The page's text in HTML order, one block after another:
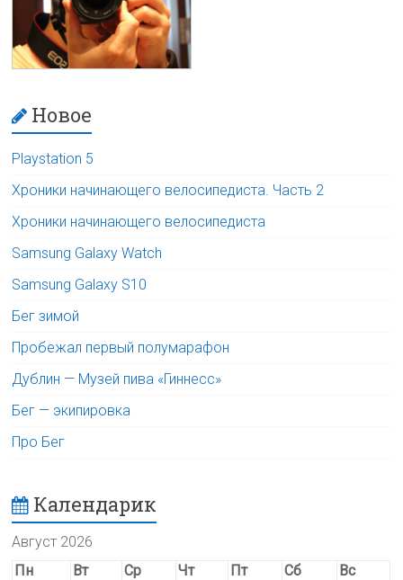
Новое
Playstation 5
Хроники начинающего велосипедиста. Часть 2
Хроники начинающего велосипедиста
Samsung Galaxy Watch
Samsung Galaxy S10
Бег зимой
Пробежал первый полумарафон
Дублин — Музей пива «Гиннесс»
Бег — экипировка
Про Бег
Календарик
Август 2026
Пн
Вт Ср Чт Пт Сб
Вс